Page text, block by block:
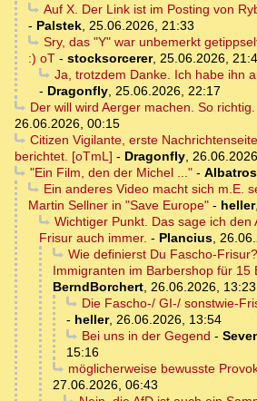
Auf X. Der Link ist im Posting von
- Palstek, 25.06.2026, 21:33
Sry, das "Y" war unbemerkt
:) oT - stocksorcerer, 25.06.2026,
Ja, trotzdem Danke. Ich habe ihn
- Dragonfly, 25.06.2026, 22:17
Der will wird Aerger machen. So richtig.
26.06.2026, 00:15
Citizen Vigilante, erste
berichtet. [oTmL] - Dragonfly,
"Ein Film, den der Michel ..."- Albatros
Ein anderes Video macht sich m.E.
Martin Sellner in "Save Europe" - heller,
Wichtiger Punkt. Das sage ich den
Frisur auch immer. - Plancius,
Wie definierst Du Fascho-
Immigranten im Barbershop für 15
BerndBorchert, 26.06.2026, 13:23
Die Fascho-/ GI-/ sonstwie-
- heller, 26.06.2026, 13:54
Bei uns in der Gegend -
15:16
möglicherweise bewusste
27.06.2026, 06:43